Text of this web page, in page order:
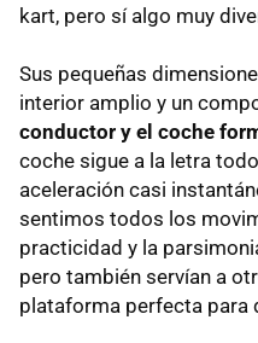
kart, pero sí algo muy
Sus pequeñas
interior amplio y un
conductor y el coche
coche sigue a la letra
aceleración casi
sentimos todos los
practicidad y la
pero también servían a
plataforma perfecta para